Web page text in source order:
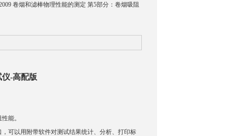
卷烟和滤棒物理性能的测定 第5部分：卷烟吸阻
仪-高配版
能。
可以用附带软件对测试结果统计、分析、打印标